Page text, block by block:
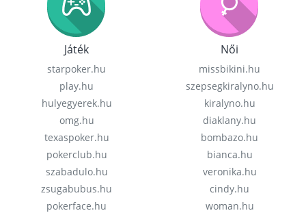
Játék
starpoker.hu
play.hu
hulyegyerek.hu
omg.hu
texaspoker.hu
pokerclub.hu
szabadulo.hu
zsugabubus.hu
pokerface.hu
Női
missbikini.hu
szepsegkiralyno.hu
kiralyno.hu
diaklany.hu
bombazo.hu
bianca.hu
veronika.hu
cindy.hu
woman.hu